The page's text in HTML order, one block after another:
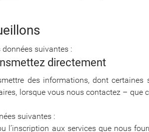
suivantes :
directement
des informations, dont certaines
lorsque vous nous contactez –
suivantes :
l’inscription aux services que nous